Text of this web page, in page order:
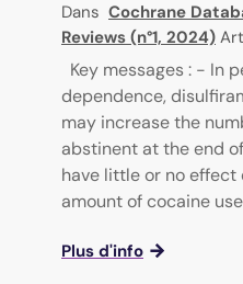
Dans Cochrane
Reviews (n°1, 2024)
Key messages : - In
dependence,
may increase the
abstinent at the end
have little or no
amount of cocaine
Plus d'info